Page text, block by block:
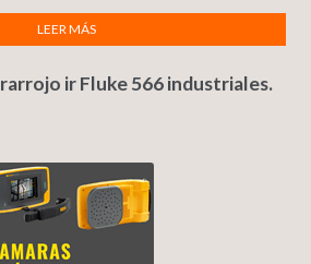
ir Fluke 566 industriales.
LEER MÁS